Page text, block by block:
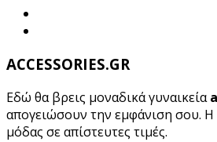
ACCESSORIES.GR
Εδώ θα βρεις μοναδικά γυναικεία
απογειώσουν την εμφάνιση σου. Η
μόδας σε απίστευτες τιμές.